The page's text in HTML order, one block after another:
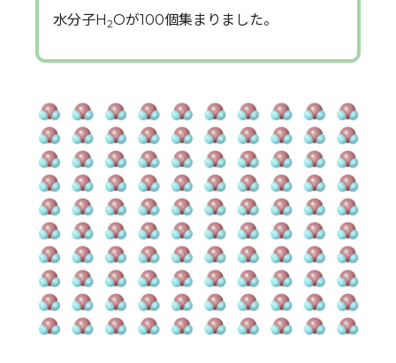
水分子H 2Oが100個集まりました。